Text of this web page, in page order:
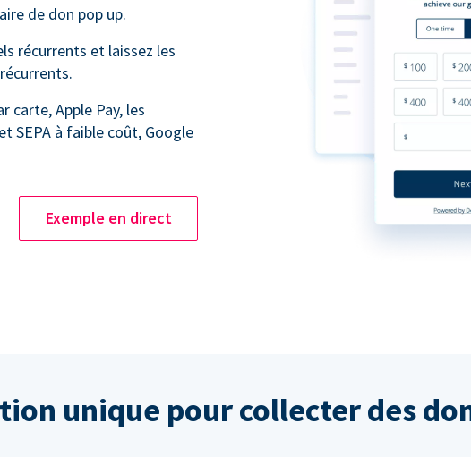
de don pop up.
récurrents et laissez les
carte, Apple Pay, les
SEPA à faible coût, Google
Exemple en direct
unique pour collecter des